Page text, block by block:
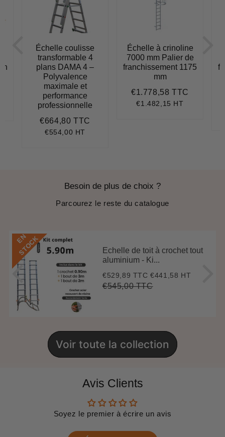
Échelle coulisse
transformable 4
plans DAMA 4 –
Polyvalence
maximale et
performance
professionnelle
Prix
régulier
€664,80 TTC
€554,00 HT
Échelle à crinoline
7000 mm Palier de
franchissement 1175
mm
Prix
régulier
€1.778,58 TTC
€1.482,15 HT
Besoin de plus de choix ?
Parcourez le reste du catalogue
E
N
S
T
O
C
K
Echelle de toit à crochet tout
aluminium - Ki...
Prix
réduit
€529,89 TTC€529,89
€441,58 HT
Prix
€545,00 TTC€545,00
Voir toute la collection
Avis Clients
Soyez le premier à écrire un avis